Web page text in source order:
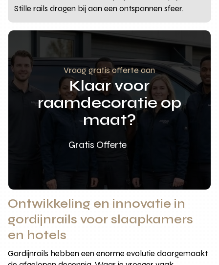
Stille rails dragen bij aan een ontspannen sfeer.
Vraag gratis offerte aan
Klaar voor
raamdecoratie op
maat?
Gratis Offerte
Ontwikkeling en innovatie in
gordijnrails voor slaapkamers
en hotels
Gordijnrails hebben een enorme evolutie doorgemaakt